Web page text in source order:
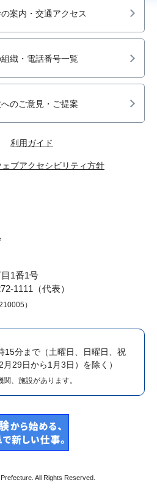
案内・交通アクセス
織・電話番号一覧
のご意見・ご提案
利用ガイド
ェブアクセシビリティ方針
1番1号
1111（代表）
）
15分まで （土曜日、日曜日、祝
29日から1月3日）を除く）
、施設があります。
All Rights Reserved.